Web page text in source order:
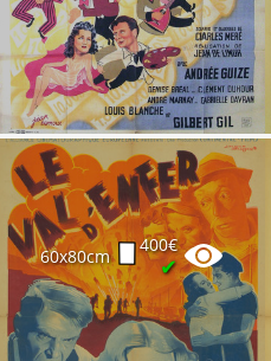
60x80cm
400€
✔